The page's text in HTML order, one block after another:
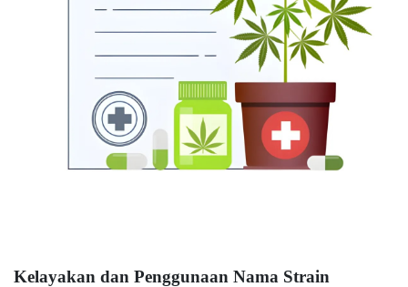
Kelayakan dan Penggunaan Nama Strain